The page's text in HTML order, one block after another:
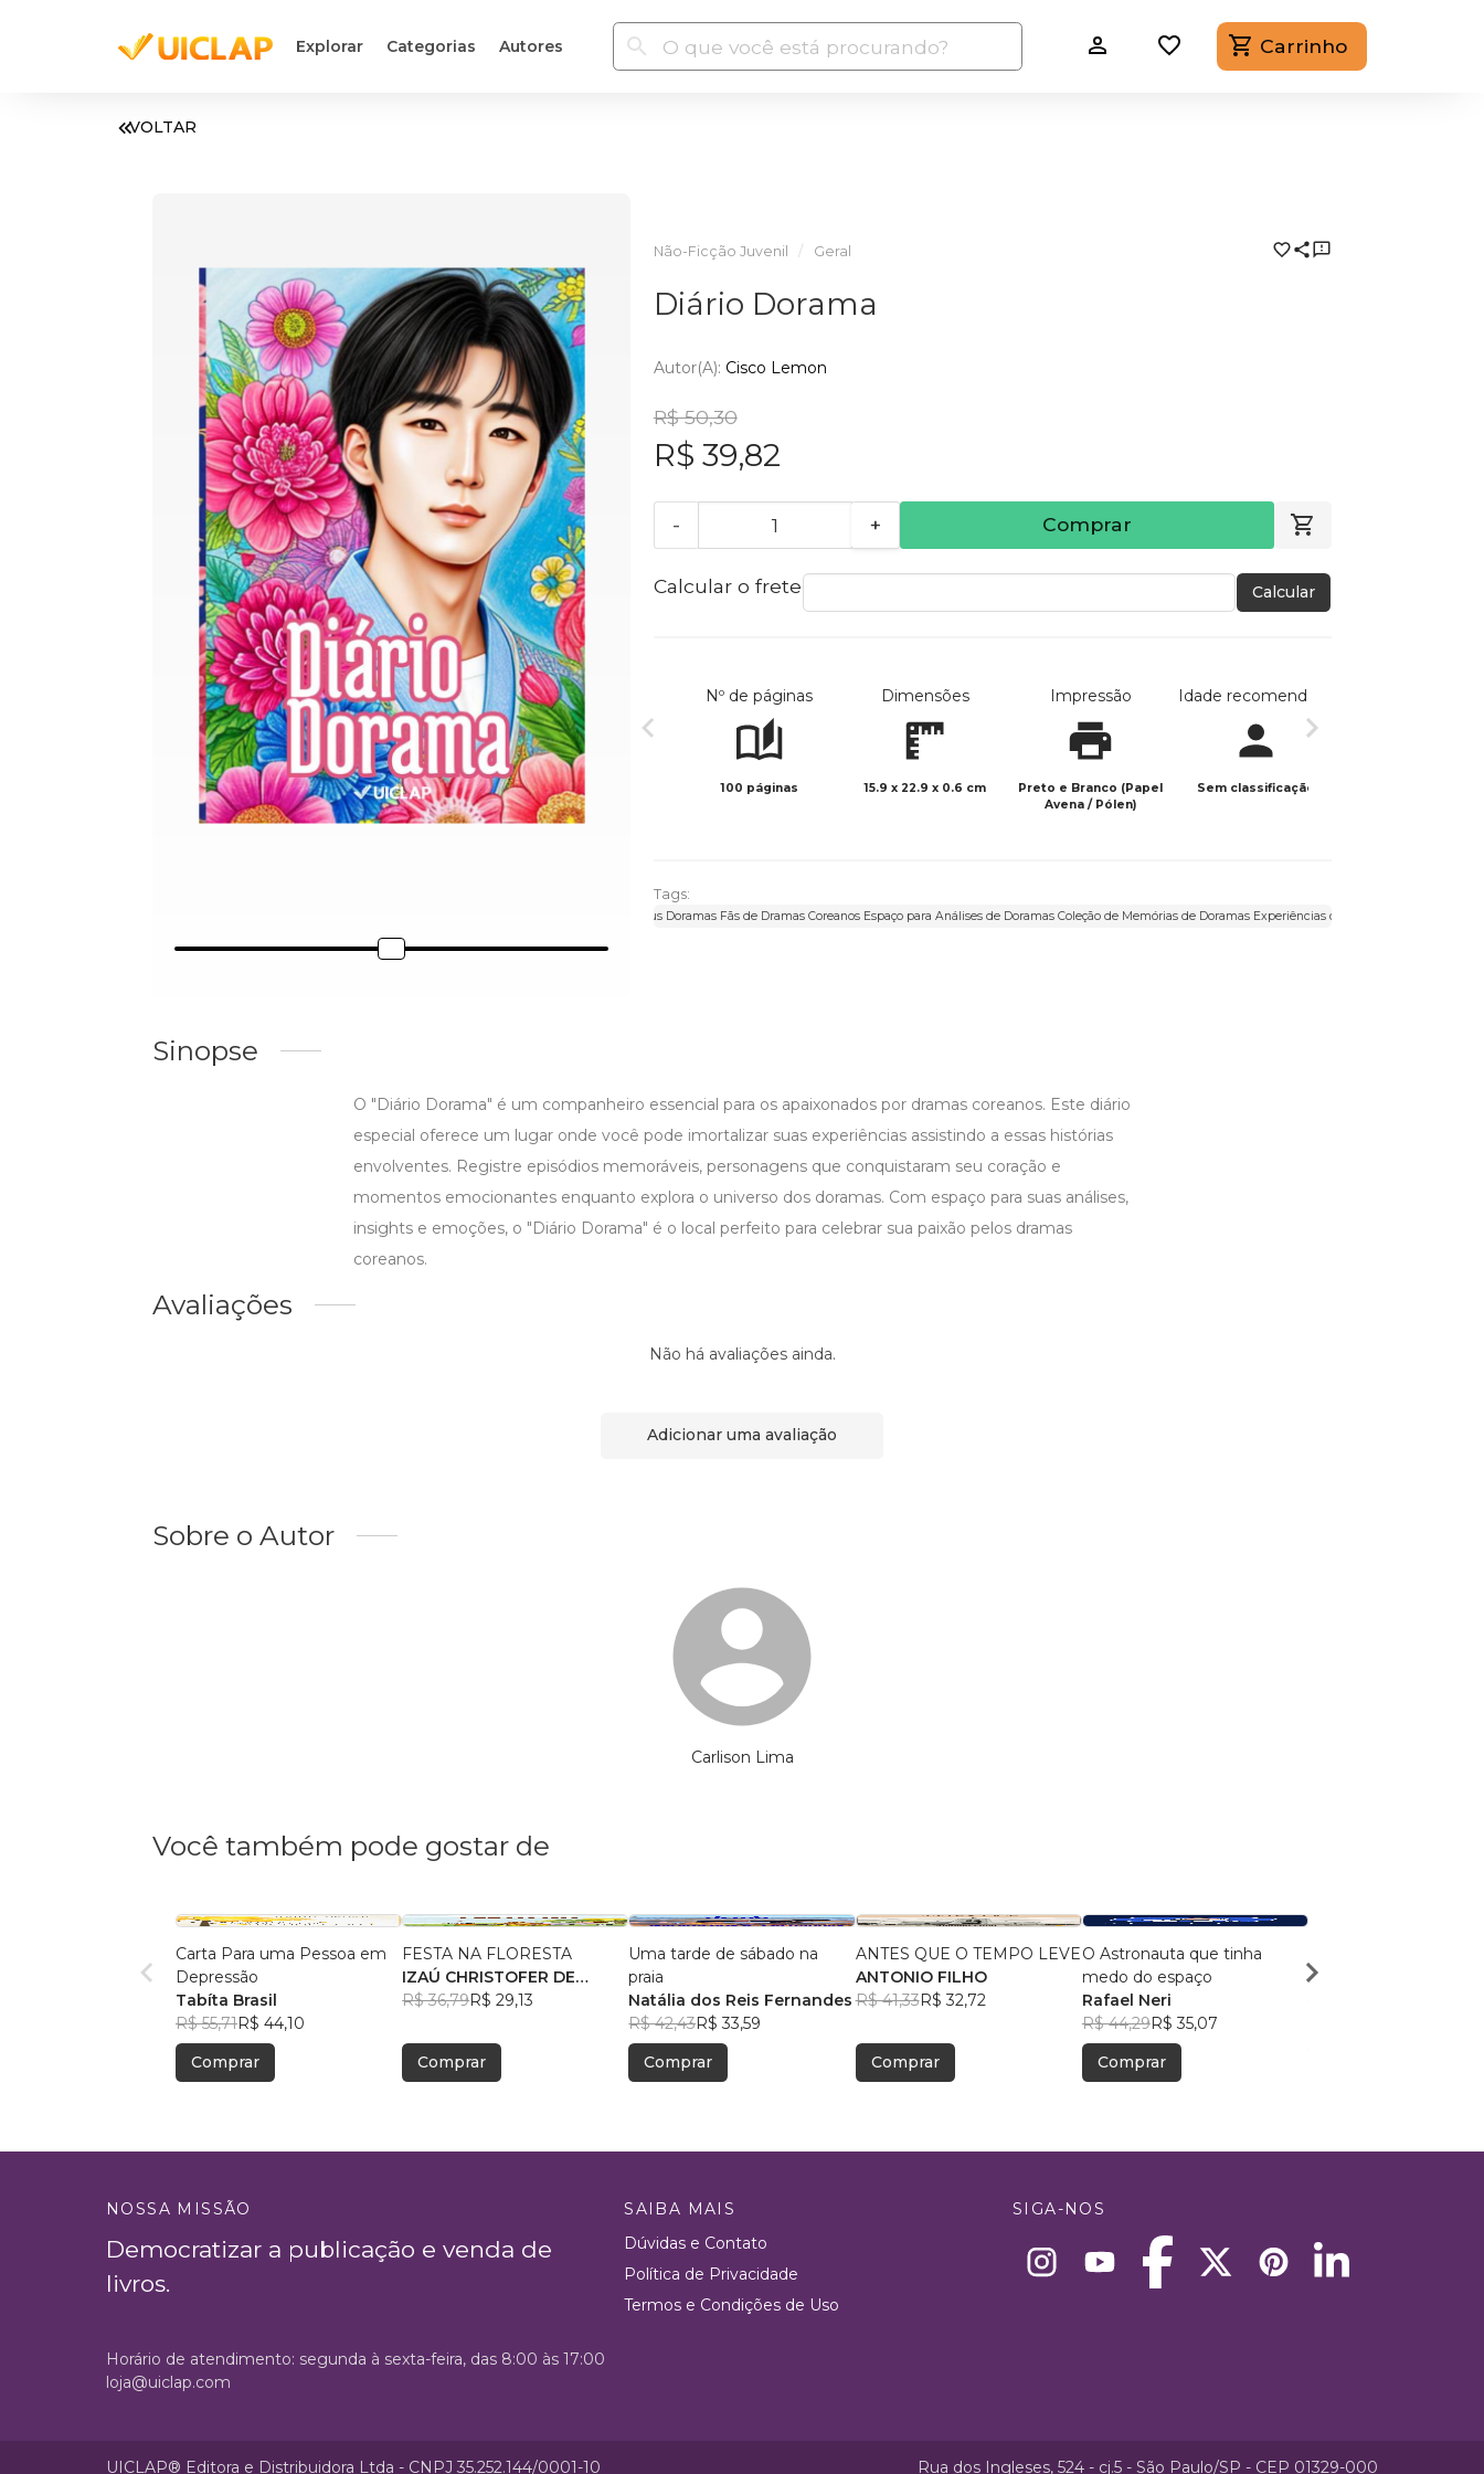
Explorar Categorias Autores Carrinho
VOLTAR
Não-Ficção Juvenil Geral
Diário Dorama
Autor(a): Cisco Lemon
R$ 50,30
R$ 39,82
- + Comprar
Calcular o frete Calcular
Nº de páginas
100 páginas
Dimensões
15.9 x 22.9 x 0.6 cm
Impressão
Preto e Branco (Papel
Avena / Pólen)
Idade recomendada
Sem classificação
Tags:
Diário de Doramas Drama Coreano Resumos de EpisódiosPaixão por Dramas Registre seus Doramas Fãs de Dramas Coreanos Espaço para Análises de Doramas Coleção de Memórias de Doramas Experiências com Dramas
Sinopse
O "Diário Dorama" é um companheiro essencial para os apaixonados por dramas coreanos. Este diário
especial oferece um lugar onde você pode imortalizar suas experiências assistindo a essas histórias
envolventes. Registre episódios memoráveis, personagens que conquistaram seu coração e
momentos emocionantes enquanto explora o universo dos doramas. Com espaço para suas análises,
insights e emoções, o "Diário Dorama" é o local perfeito para celebrar sua paixão pelos dramas
coreanos.
Avaliações
Não há avaliações ainda.
Adicionar uma avaliação
Sobre o Autor
Carlison Lima
Você também pode gostar de
Carta Para uma Pessoa em
Depressão
Tabíta Brasil
R$ 55,71R$ 44,10
Comprar
FESTA NA FLORESTA
IZAÚ CHRISTOFER DE
OLIVEIRA SOUZA
R$ 36,79R$ 29,13
Comprar
Uma tarde de sábado na
praia
Natália dos Reis Fernandes
R$ 42,43R$ 33,59
Comprar
ANTES QUE O TEMPO LEVE
ANTONIO FILHO
R$ 41,33R$ 32,72
Comprar
O Astronauta que tinha
medo do espaço
Rafael Neri
R$ 44,29R$ 35,07
Comprar
Pedro Hagabe
NOSSA MISSÃO
Democratizar a publicação e venda de
livros.
SAIBA MAIS
Dúvidas e Contato
Política de Privacidade
Termos e Condições de Uso
SIGA-NOS
Horário de atendimento: segunda à sexta-feira, das 8:00 às 17:00
loja@uiclap.com
UICLAP® Editora e Distribuidora Ltda - CNPJ 35.252.144/0001-10 Rua dos Ingleses, 524 - cj.5 - São Paulo/SP - CEP 01329-000